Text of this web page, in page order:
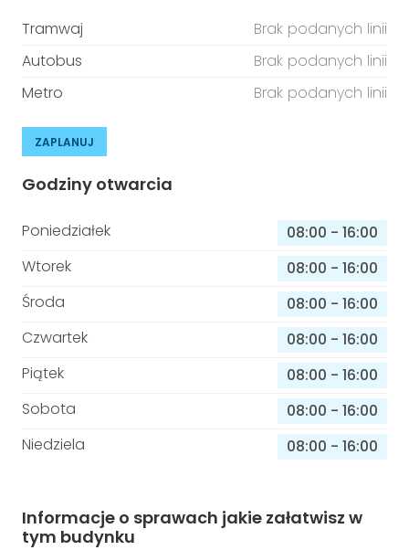
Tramwaj
Brak podanych linii
Autobus
Brak podanych linii
Metro
Brak podanych linii
ZAPLANUJ
Godziny otwarcia
Poniedziałek 08:00 - 16:00
Wtorek
08:00 - 16:00
Środa
08:00 - 16:00
Czwartek
08:00 - 16:00
Piątek
08:00 - 16:00
Sobota
08:00 - 16:00
Niedziela
08:00 - 16:00
Informacje o sprawach jakie załatwisz w
tym budynku